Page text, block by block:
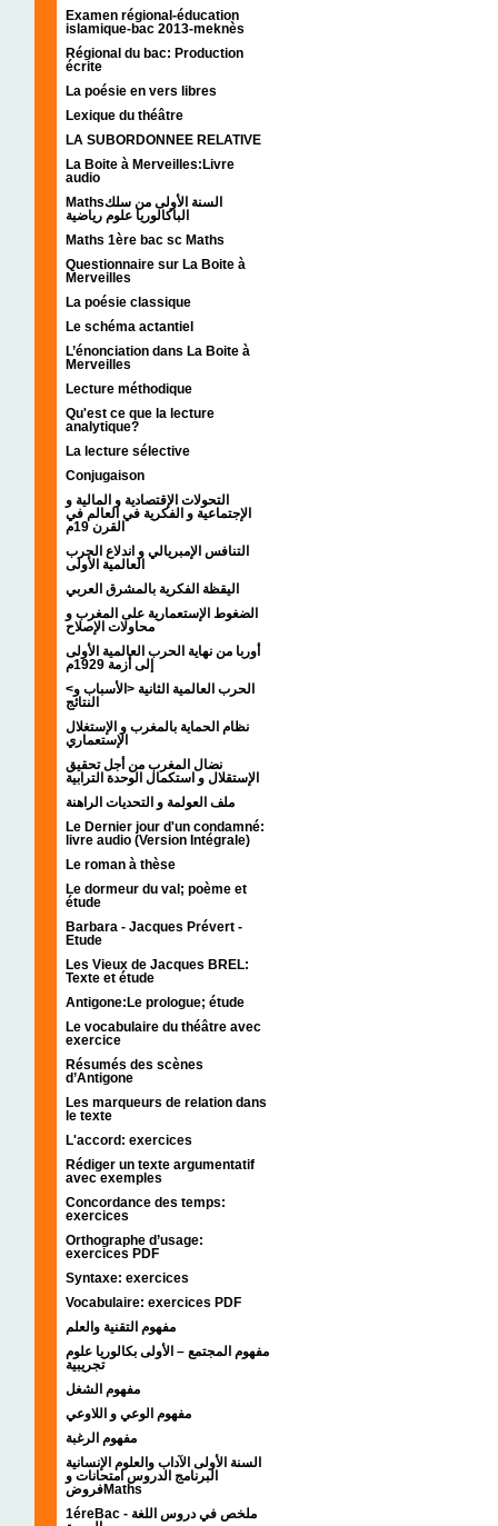
Examen régional-éducation
islamique-bac 2013-meknès
Régional du bac: Production
écrite
La poésie en vers libres
Lexique du théâtre
LA SUBORDONNEE RELATIVE
La Boite à Merveilles:Livre
audio
Mathsالسنة الأولى من سلك
الباكالوريا علوم رياضية
Maths 1ère bac sc Maths
Questionnaire sur La Boite à
Merveilles
La poésie classique
Le schéma actantiel
L’énonciation dans La Boite à
Merveilles
Lecture méthodique
Qu'est ce que la lecture
analytique?
La lecture sélective
Conjugaison
التحولات الإقتصادية و المالية و
الإجتماعية و الفكرية في العالم في
القرن 19م
التنافس الإمبريالي و اندلاع الحرب
العالمية الأولى
اليقظة الفكرية بالمشرق العربي
الضغوط الإستعمارية على المغرب و
محاولات الإصلاح
أوربا من نهاية الحرب العالمية الأولى
إلى أزمة 1929م
<الحرب العالمية الثانية <الأسباب و
النتائج
نظام الحماية بالمغرب و الإستغلال
الإستعماري
نضال المغرب من أجل تحقيق
الإستقلال و استكمال الوحدة الترابية
ملف العولمة و التحديات الراهنة
Le Dernier jour d'un condamné:
livre audio (Version Intégrale)
Le roman à thèse
Le dormeur du val; poème et
étude
Barbara - Jacques Prévert -
Etude
Les Vieux de Jacques BREL:
Texte et étude
Antigone:Le prologue; étude
Le vocabulaire du théâtre avec
exercice
Résumés des scènes
d’Antigone
Les marqueurs de relation dans
le texte
L'accord: exercices
Rédiger un texte argumentatif
avec exemples
Concordance des temps:
exercices
Orthographe d’usage:
exercices PDF
Syntaxe: exercices
Vocabulaire: exercices PDF
مفهوم التقنية والعلم
مفهوم المجتمع – الأولى بكالوريا علوم
تجريبية
مفهوم الشغل
مفهوم الوعي و اللاوعي
مفهوم الرغبة
السنة الأولى الآداب والعلوم الإنسانية
البرنامج الدروس امتحانات و
فروضMaths
1éreBac - ملخص في دروس اللغة